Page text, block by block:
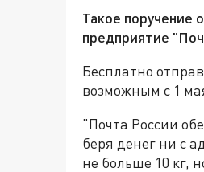
Такое поручение
предприятие
Бесплатно
возможным с 1
"Почта России
беря денег ни с
не больше 10 кг,